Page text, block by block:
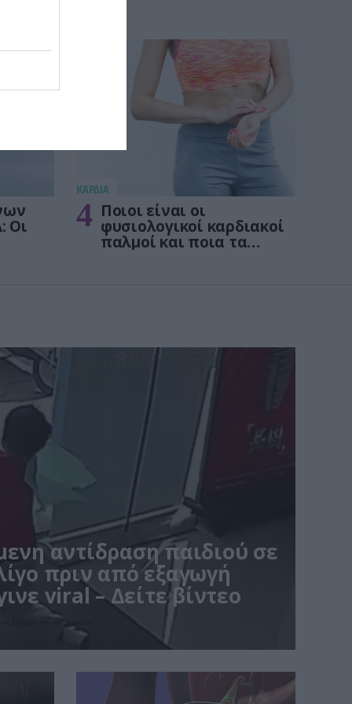
Οι
KΑΡΔΙΑ
4 Ποιοι είναι οι
φυσιολογικοί καρδιακοί
παλμοί και ποια τα
αντίδραση παιδιού σε
πριν από εξαγωγή
viral – Δείτε βίντεο